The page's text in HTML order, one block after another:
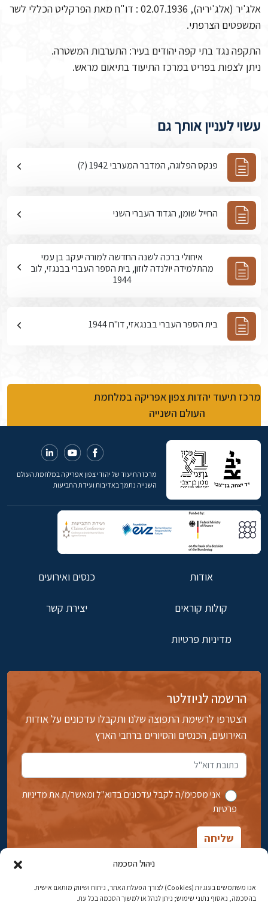
ניהול הסכמה
אנו משתמשים בעוגיות (Cookies) לצורך הפעלת האתר, ניתוח ושיווק מותאם אישית.
בהסכמה, נאסוף נתוני שימוש; ניתן לנהל או למשוך הסכמה בכל עת.
אלג'יר (אלג'יריה), 02.07.1936 : דו"ח מאת הפרקליט הכללי לשר
המשפטים הצרפתי.
התקפה נגד בתי קפה יהודים בעיר: התערבות המשטרה.
ניתן לצפות בפריט במרכז התיעוד בתיאום מראש.
עשוי לעניין אותך גם
פנקס הפלוגה, המדבר המערבי 1942 (?)
החייל שומן, הגדוד העברי השני
איחולי ברכה לשנה החדשה למורה יעקב בן עמי
מהתלמידה יולנדה לוזון, בית הספר העברי בבנגזי, לוב
1944
בית הספר העברי בבנגאזי, דו"ח 1944
מרכז תיעוד יהדות צפון אפריקה במלחמת
העולם השנייה
מרכז התיעוד של יהודי צפון אפריקה במלחמת העולם
השנייה נתמך באדיבות ועידת התביעות
אודות כנסים ואירועים
קולות קוראים יצירת קשר
מדיניות פרטיות
הרשמה לניוזלטר
הצטרפו לרשימת התפוצה שלנו ותקבלו עדכונים על אודות
האירועים, הכנסים והסיורים ברחבי הארץ
אני מסכימ/ה לקבל עדכונים בדוא''ל ומאשר/ת את מדיניות
פרטיות
אבן גבירול 14, רחביה, ירושלים